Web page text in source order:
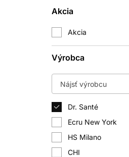
Masku
Akcia
Akcia
Výrobca
Dr. Santé
Ecru New York
HS Milano
CHI